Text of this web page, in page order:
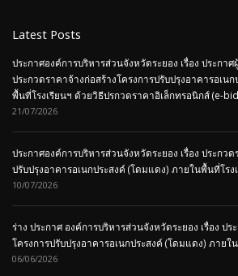
ประกาศองค์การบริหารส่วนจังหวัดระยอง เรื่อง ประกา
ประกวดราคาจ้างก่อสร้างโครงการปรับปรุงอาคารอเนก
พื้นที่โรงเรียนฯ ด้วยวิธีปรกวดราคาอิเล็กทรอนิกส์ (e-
21/07/2026
ประกาศองค์การบริหารส่วนจังหวัดระยอง เรื่อง ประกวด
ปรับปรุงอาคารอเนกประสงค์ (โดมแดง) ภายในพื้นที่โรงเ
10/07/2026
ร่าง ประกาศ องค์การบริหารส่วนจังหวัดระยอง เรื่อง ปร
โครงการปรับปรุงอาคารอเนกประสงค์ (โดมแดง) ภายใน